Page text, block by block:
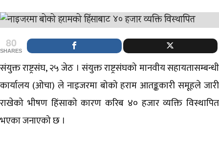
80
SHARES
संयुक्त राष्ट्रसंघ, २५ जेठ । संयुक्त राष्ट्रसंघको मानवीय सहायतासम्बन्धी
कार्यालय (ओचा) ले नाइजरमा बोको हराम आतङ्ककारी समूहले जारी
राखेको भीषण हिंसाको कारण करिब ४० हजार व्यक्ति विस्थापित
भएका जनाएको छ ।